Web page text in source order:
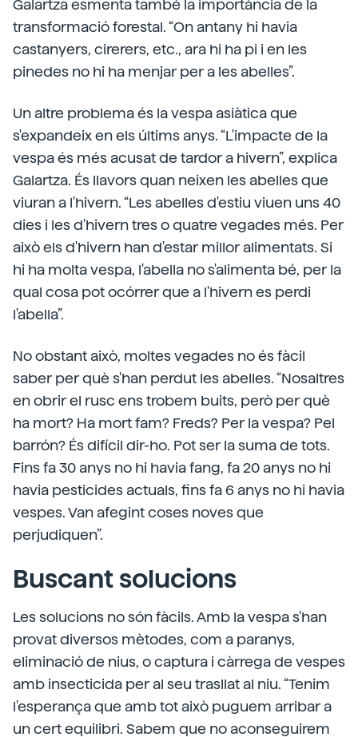
Galartza esmenta també la importància de la
transformació forestal. “On antany hi havia
castanyers, cirerers, etc., ara hi ha pi i en les
pinedes no hi ha menjar per a les abelles”.
Un altre problema és la vespa asiàtica que
s'expandeix en els últims anys. “L'impacte de la
vespa és més acusat de tardor a hivern”, explica
Galartza. És llavors quan neixen les abelles que
viuran a l'hivern. “Les abelles d'estiu viuen uns 40
dies i les d'hivern tres o quatre vegades més. Per
això els d'hivern han d'estar millor alimentats. Si
hi ha molta vespa, l'abella no s'alimenta bé, per la
qual cosa pot ocórrer que a l'hivern es perdi
l'abella”.
No obstant això, moltes vegades no és fàcil
saber per què s'han perdut les abelles. “Nosaltres
en obrir el rusc ens trobem buits, però per què
ha mort? Ha mort fam? Freds? Per la vespa? Pel
barrón? És difícil dir-ho. Pot ser la suma de tots.
Fins fa 30 anys no hi havia fang, fa 20 anys no hi
havia pesticides actuals, fins fa 6 anys no hi havia
vespes. Van afegint coses noves que
perjudiquen”.
Buscant solucions
Les solucions no són fàcils. Amb la vespa s'han
provat diversos mètodes, com a paranys,
eliminació de nius, o captura i càrrega de vespes
amb insecticida per al seu trasllat al niu. “Tenim
l'esperança que amb tot això puguem arribar a
un cert equilibri. Sabem que no aconseguirem